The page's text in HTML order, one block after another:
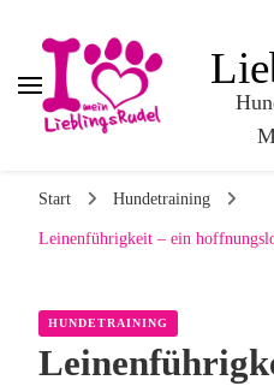
Start Hundetraining
Leinenführigkeit – ein
HUNDETRAINING